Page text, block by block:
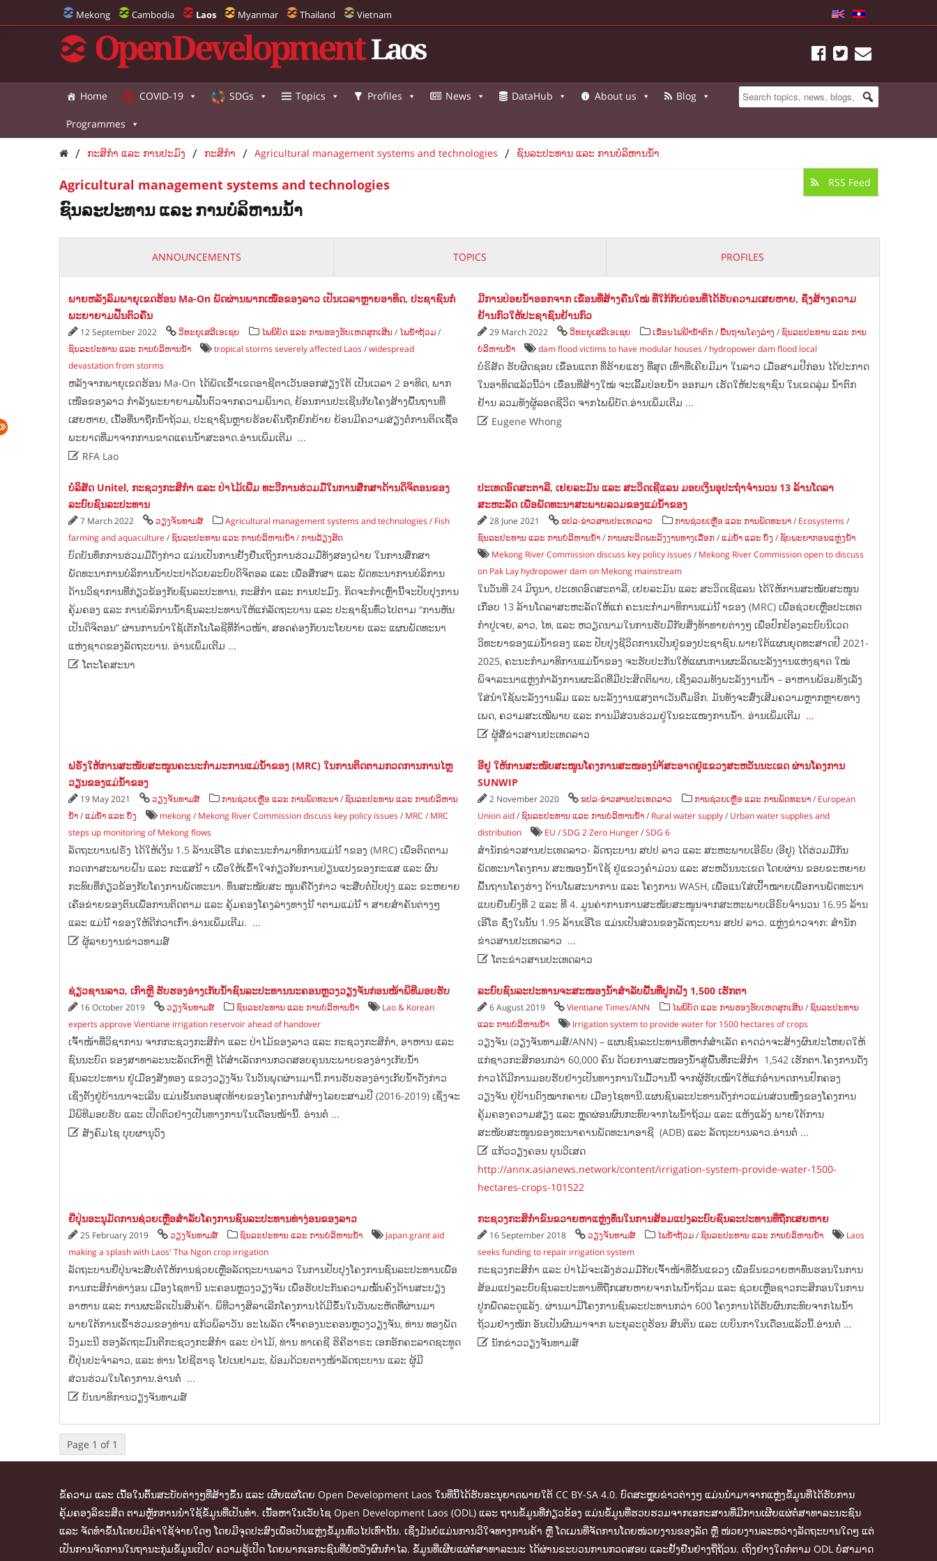
Mekong Cambodia Laos Myanmar Thailand Vietnam
OpenDevelopment Laos
Home COVID-19 SDGs Topics Profiles News DataHub About us Blog
Programmes
/ ກະສິກຳ ແລະ ການປະມົງ / ກະສິກຳ / Agricultural management systems and technologies / ຊົນລະປະທານ ແລະ ການບໍລິຫານນ້ຳ
Agricultural management systems and technologies
ຊົນລະປະທານ ແລະ ການບໍລິຫານນ້ຳ
RSS Feed
ANNOUNCEMENTS TOPICS PROFILES
ພາຍຫລັງລົມພາຍຸເຂດຮ້ອນ Ma-On ພັດຜ່ານພາກເໜືອຂອງລາວ ເປັນເວລາຫຼາຍອາທິດ, ປະຊາຊົນກໍ
ພະຍາຍາມຟື້ນຕົວຄືນ
12 September 2022 ວິທະຍຸເສລີເອເຊຍ ໄພພິບັດ ແລະ ການຮອງຮັບເຫດສຸກເສີນ/ ໄພນ້ຳຖ້ວມ/
ຊົນລະປະທານ ແລະ ການບໍລິຫານນ້ຳ
tropical storms severely affected Laos/widespread
devastation from storms
ຫລັງຈາກພາຍຸເຂດຮ້ອນ Ma-On ໄດ້ພັດເຂົ້າເຂດອາຊີຕາເວັນອອກສ່ຽງໃຕ້ ເປັນເວລາ 2 ອາທິດ, ພາກ
ເໜືອຂອງລາວ ກໍາລັງພະຍາຍາມຟື້ນຕົວຈາກຄວາມພິນາດ, ຍ້ອນການປະເຊີນກັບໂຄງສ້າງພື້ນຖານທີ່
ເສຍຫາຍ, ເນື້ອທີ່ນາຖືກນໍ້າຖ້ວມ, ປະຊາຊົນຫຼາຍຮ້ອຍຄົນຖືກຍົກຍ້າຍ ຍ້ອນມີຄວາມສ່ຽງຕໍ່ການຕິດເຊື້ອ
ພະຍາດທີ່ມາຈາກການຂາດແຄນນໍ້າສະອາດ.ອ່ານເພິ່ມເຕີມ ...
RFA Lao
ມີການປ່ອຍນ້ຳອອກຈາກ ເຂື່ອນ​ທີ່​ສ້າງ​ຄືນ​ໃໝ່​ ທີ່ໃກ້​ກັບ​ບ່ອນທີ່​ໄດ້ຮັບຄວາມເສຍຫາຍ, ຊຶ່ງສ້າງຄວາມ
ຢ້ານກົວ​ໃຫ້​ປະ​ຊາ​ຊົນ​ຢ້ານ​ກົວ
29 March 2022 ວິທະຍຸເສລີເອເຊຍ ເຂື່ອນໄຟຟ້ານ້ຳຕົກ/ພື້ນຖານໂຄງລ່າງ /ຊົນລະປະທານ ແລະ ການ
ບໍລິຫານນ້ຳ
dam flood victims to have modular houses/ hydropower dam flood local
ບໍຣິສັດ ຮັບຜິດຊອບ ເຂື່ອນແຕກ ທີ່ຮ້າຍແຮງ ທີ່ສຸດ ເທົ່າທີ່ເຄີຍມີມາ ໃນລາວ ເມື່ອສາມປີກ່ອນ ໄດ້ປະກາດ
ໃນອາທິດແລ້ວນີ້ວ່າ ເຂື່ອນທີ່ສ້າງໃໝ່ ຈະເລີ້ມປ່ອຍນໍ້າ ອອກມາ ເຮັດໃຫ້ປະຊາຊົນ ໃນເຂດລຸ່ມ ນໍ້າຕົກ
ຢ້ານ ລວມທັງຜູ້ລອດຊີວິດ ຈາກໄພພິບັດ.ອ່ານເພິ່ມເຕີມ ...
 Eugene Whong
ບໍລິສັດ Unitel, ກະ​ຊວງ​ກະ​ສິ​ກຳ ​ແລະ​ ປ່າ​ໄມ້​ເພີ່ມ​ ທະ​ວີ​ການ​ຮ່ວມ​ມື​ໃນ​ການ​ສຶກ​ສາ​ດ້ານ​ດິ​ຈິ​ຕອນ​ຂອງ​
ລະ​ບົບ​ຊົນ​ລະ​ປະ​ທານ
7 March 2022 ວຽງຈັນທາມສ໌ Agricultural management systems and technologies/ Fish
farming and aquaculture /ຊົນລະປະທານ ແລະ ການບໍລິຫານນ້ຳ/ການລ້ຽງສັດ
ບົດບັນທຶກການຮ່ວມມືດັ່ງກ່າວ ແມ່ນເປັນການຢັ້ງຢືນເຖິງການຮ່ວມມືທັງສອງຝ່າຍ ໃນການສຶກສາ
ພັດທະນາການບໍລິການນໍ້າປະປາດ້ວຍລະບົບດິຈິຕອລ ແລະ ເພື່ອສຶກສາ ແລະ ພັດທະນາການບໍລິການ
ດ້ານວິຊາການທີ່ກ່ຽວຂ້ອງກັບຊົນລະປະທານ, ກະສິກຳ ແລະ ການປະມົງ. ກິດຈະກຳເຫຼົ່ານີ້ຈະປັບປຸງການ
ຄຸ້ມຄອງ ແລະ ການບໍລິການນ້ຳຊົນລະປະທານໃຫ້ແກ່ລັດຖະບານ ແລະ ປະຊາຊົນທົ່ວໄປຕາມ “ການຫັນ
ເປັນດິຈິຕອນ” ຜ່ານການນຳໃຊ້ເຕັກໂນໂລຊີທີ່ກ້າວໜ້າ, ສອດຄ່ອງກັບນະໂຍບາຍ ແລະ ແຜນພັດທະນາ
ແຫ່ງຊາດຂອງລັດຖະບານ. ອ່ານເພິ່ມເຕີມ ...
ໂຕະໂຄສະນາ
ປະເທດອົດສະຕາລີ, ເຢຍລະມັນ ແລະ ສະວິດເຊີແລນ ມອບເງິນອຸປະຖຳຈຳນວນ 13 ລ້ານໂດລາ
ສະຫະລັດ ເພື່ອພັດທະນາສະພາບລວມຂອງແມ່ນ້ຳຂອງ
28 June 2021 ຂປລ-ຂ່າວສານປະເທດລາວ ການຊ່ວຍເຫຼືອ ແລະ ການພັດທະນາ/ Ecosystems/
ຊົນລະປະທານ ແລະ ການບໍລິຫານນ້ຳ/ການຜະລິດພະລັງງານທາງເລືອກ/ແມ່ນ້ຳ ແລະ ບຶງ /ຊັບພະຍາກອນແຫຼ່ງນ້ຳ
Mekong River Commission discuss key policy issues/ Mekong River Commission open to discuss
on Pak Lay hydropower dam on Mekong mainstream
ໃນວັນທີ 24 ມິຖຸນາ, ປະເທດອົດສະຕາລີ, ເຢຍລະມັນ ແລະ ສະວິດເຊີແລນ ໄດ້ໃຫ້ການສະໜັບສະໜູນ
ເກືອບ 13 ລ້ານໂດລາສະຫະລັດໃຫ້ແກ່ ຄະນະກຳມາທິການແມ່ນ້ ຳຂອງ (MRC) ເພື່ອຊ່ວຍເຫຼືອປະເທດ
ກຳປູເຈຍ, ລາວ, ໄທ, ແລະ ຫວຽດນາມໃນການຮັບມືກັບສິ່ງທ້າທາຍຕ່າງໆ ເພື່ອປົກປ້ອງລະບົບນິເວດ
ວິທະຍາຂອງແມ່ນ້ຳຂອງ ແລະ ປັບປຸງຊີວິດການເປັນຢູ່ຂອງປະຊາຊົນ.ພາຍໃຕ້ແຜນຍຸດທະສາດປີ 2021-
2025, ຄະນະກຳມາທິການແມ່ນ້ຳຂອງ ຈະຮັບປະກັນໃຫ້ແຜນການຜະລິດພະລັງງານແຫ່ງຊາດ ໃໝ່
ພິຈາລະນາແຫຼ່ງກຳລັງການຜະລິດທີ່ມີປະສິດຕິພາບ, ເຊິ່ງລວມທັງພະລັງງານນ້ຳ – ອາຫານພ້ອມທັງເລັ່ງ
ໃສ່ນຳໃຊ້ພະລັງງານລົມ ແລະ ພະລັງງານແສງຕາເວັນຕື່ມອີກ. ມັນທັງຈະສົ່ງເສີມຄວາມຫຼາກຫຼາຍທາງ
ເພດ, ຄວາມສະເໝີພາບ ແລະ ການມີສ່ວນຮ່ວມຢູ່ໃນຂະແໜງການນ້ຳ. ອ່ານເພິ່ມເຕີມ ...
 ຜູ້ສື່ຂ່າວສານປະເທດລາວ
ຟຣັ່ງໃຫ້ການສະໜັບສະໜູນຄະນະກຳມະການແມ່ນ້ຳຂອງ (MRC) ໃນການຕິດຕາມກວດການການໄຫຼ
ວຽນຂອງແມ່ນ້ຳຂອງ
19 May 2021 ວຽງຈັນທາມສ໌ ການຊ່ວຍເຫຼືອ ແລະ ການພັດທະນາ/ຊົນລະປະທານ ແລະ ການບໍລິຫານ
ນ້ຳ/ແມ່ນ້ຳ ແລະ ບຶງ mekong/ Mekong River Commission discuss key policy issues/ MRC / MRC
steps up monitoring of Mekong flows
ລັດຖະບານຝຣັ່ງ ໄດ້ໃຫ້ເງິນ 1.5 ລ້ານເອີໂຣ ແກ່ຄະນະກຳມາທິການແມ່ນ້ ຳຂອງ (MRC) ເພື່ອຕິດຕາມ
ກວດກາສະພາບຝົນ ແລະ ກະແສນ້ ຳ ເພື່ອໃຫ້ເຂົ້າໃຈກ່ຽວກັບການປ່ຽນແປງຂອງກະແສ ແລະ ຜົນ
ກະທົບທີ່ກ່ຽວຂ້ອງກັບໂຄງການພັດທະນາ. ທຶນສະໜັບສະ ໜູນຄືດັ່ງກ່າວ ຈະສືບຕໍ່ປັບປຸງ ແລະ ຂະຫຍາຍ
ເຄືອຂ່າຍຂອງຕົນເພື່ອການຕິດຕາມ ແລະ ຄຸ້ມຄອງໂຄງລ່າງທາງນ້ ຳຕາມແມ່ນ້ ຳ ສາຍສຳຄັນຕ່າງໆ
ແລະ ແມ່ນ້ ຳຂອງໃຫ້ດີກ່ວາເກົ່າ.ອ່ານເພິ່ມເຕີມ. ...
ຜູ້ລາຍງານຂ່າວທາມສ໌
ອີຢູ ໃຫ້ການສະໜັບສະໜູນໂຄງການສະໜອງນຳ້ສະອາດຢູ່ແຂວງສະຫວັນນະເຂດ ຜ່ານໂຄງການ
SUNWIP
2 November 2020 ຂປລ-ຂ່າວສານປະເທດລາວ ການຊ່ວຍເຫຼືອ ແລະ ການພັດທະນາ/ European
Union aid/ຊົນລະປະທານ ແລະ ການບໍລິຫານນ້ຳ/ Rural water supply/ Urban water supplies and
distribution
EU /SDG 2 Zero Hunger/SDG 6
ສຳນັກຂ່າວສານປະເທດລາວ- ລັດຖະບານ ສປປ ລາວ ແລະ ສະຫະພາບເອີຣົບ (ອີຢູ) ໄດ້ຮ່ວມມືກັນ
ພັດທະນາໂຄງການ ສະໜອງນ້ຳໃຊ້ ຢູ່ແຂວງຄຳມ່ວນ ແລະ ສະຫວັນນະເຂດ ໂດຍຜ່ານ ຂອບຂະຫຍາຍ
ພື້ນຖານໂຄງຮ່າງ ດ້ານໂພສະນາການ ແລະ ໂຄງການ WASH, ເພື່ອແນໃສ່ເປົ້າໝາຍເພື່ອການພັດທະນາ
ແບບຍືນຍົງທີ 2 ແລະ ທີ 4. ມູນຄ່າການການສະໜັບສະໜູນຈາກສະຫະພາບເອີຣົບຈຳນວນ 16.95 ລ້ານ
ເອີໂຣ ຊຶ່ງໃນນັ້ນ 1.95 ລ້ານເອີໂຣ ແມ່ນເປັນສ່ວນຂອງລັດຖະບານ ສປປ ລາວ. ແຫຼ່ງຂ່າວຈາກ: ສຳນັກ
ຂ່າວສານປະເທດລາວ ...
ໂຕະຂ່າວສານປະເທດລາວ
ຊ່ຽວຊານລາວ, ເກົາຫຼີ ຮັບຮອງອ່າງເກັບນ້ຳຊົນລະປະທານນະຄອນຫຼວງວຽງຈັນກ່ອນໜ້າພິທີມອບຮັບ
16 October 2019 ວຽງຈັນທາມສ໌ ຊົນລະປະທານ ແລະ ການບໍລິຫານນ້ຳ
Lao & Korean
experts approve Vientiane irrigation reservoir ahead of handover
ເຈົ້າໜ້າທີ່ວິຊາການ ຈາກກະຊວງກະສິກຳ ແລະ ປ່າໄມ້ຂອງລາວ ແລະ ກະຊວງກະສິກຳ, ອາຫານ ແລະ
ຊົນນະບົດ ຂອງສາທາລະນະລັດເກົາຫຼີ ໄດ້ສຳເລັດການກວດສອບຄຸນນະພາບຂອງອ່າງເກັບນ້ຳ
ຊົນລະປະທານ ຢູ່ເມືອງສັງທອງ ແຂວງວຽງຈັນ ໃນວັນພຸດຜ່ານມານີ້.ການຮັບຮອງອ່າງເກັບນ້ຳດັ່ງກ່າວ
ເຊິ່ງຕັ້ງຢູ່ບ້ານນາຈະເລີນ ແມ່ນຂັ້ນຕອນສຸດທ້າຍຂອງໂຄງການກໍ່ສ້າງໄລຍະສາມປີ (2016-2019) ເຊິ່ງຈະ
ມີພິທີມອບຮັບ ແລະ ເປີດຕົວຢ່າງເປັນທາງການໃນເດືອນໜ້ານີ້. ອ່ານຕໍ່ ...
ສັງຄົມໄຊ ບຸບຜານຸວົງ
ລະບົບຊົນລະປະທານຈະສະໜອງນ້ຳສຳລັບພື້ນທີ່ປູກຝັງ 1,500 ເຮັກຕາ
6 August 2019 Vientiane Times/ANN ໄພພິບັດ ແລະ ການຮອງຮັບເຫດສຸກເສີນ/ຊົນລະປະທານ
ແລະ ການບໍລິຫານນ້ຳ
Irrigation system to provide water for 1500 hectares of crops
ວຽງຈັນ (ວຽງຈັນທາມສ໌/ANN) – ແຜນຊົນລະປະທານທີ່ຫາກໍ່ສຳເລັດ ຄາດວ່າຈະສ້າງຜົນປະໂຫຍດໃຫ້
ແກ່ຊາວກະສິກອນກວ່າ 60,000 ຄົນ ດ້ວຍການສະໜອງນ້ຳສູ່ພື້ນທີ່ກະສິກຳ 1,542 ເຮັກຕາ.ໂຄງການດັ່ງ
ກ່າວໄດ້ມີການມອບຮັບຢ່າງເປັນທາງການໃນມື້ວານນີ້ ຈາກຜູ້ຮັບເໝົາໃຫ້ແກ່ອຳນາດການປົກຄອງ
ວຽງຈັນ ຢູ່ບ້ານດົງໝາກຄາຍ ເມືອງໄຊທານີ.ແຜນຊົນລະປະທານດັ່ງກ່າວແມ່ນສ່ວນໜຶ່ງຂອງໂຄງການ
ຄຸ້ມຄອງຄວາມສ່ຽງ ແລະ ຫຼຸດຜ່ອນຜົນກະທົບຈາກໄພນ້ຳຖ້ວມ ແລະ ແຫ້ງແລ້ງ ພາຍໃຕ້ການ
ສະໜັບສະໜູນຂອງທະນາຄານພັດທະນາອາຊີ (ADB) ແລະ ລັດຖະບານລາວ.ອ່ານຕໍ່ ...
 ແກ້ວວຽງຄອນ ບຸນວິເສດ
http://annx.asianews.network/content/irrigation-system-provide-water-1500-
hectares-crops-101522
ຍີ່ປຸ່ນອະນຸມັດການຊ່ວຍເຫຼືອສຳລັບໂຄງການຊົນລະປະທານທ່າງ່ອນຂອງລາວ
25 February 2019 ວຽງຈັນທາມສ໌ ຊົນລະປະທານ ແລະ ການບໍລິຫານນ້ຳ
Japan grant aid
making a splash with Laos' Tha Ngon crop irrigation
ລັດຖະບານຍີ່ປຸ່ນຈະສືບຕໍ່ໃຫ້ການຊ່ວຍເຫຼືອລັດຖະບານລາວ ໃນການປັບປຸງໂຄງການຊົນລະປະທານເພື່ອ
ການກະສິກຳທ່າງ່ອນ ເມືອງໄຊທານີ ນະຄອນຫຼວງວຽງຈັນ ເພື່ອຮັບປະກັນຄວາມໝັ້ນຄົງດ້ານສະບຽງ
ອາຫານ ແລະ ການຜະລິດເປັນສິນຄ້າ. ພິທີວາງສິລາເລີກໂຄງການໄດ້ມີຂຶ້ນໃນວັນພະຫັດທີ່ຜ່ານມາ
ພາຍໃຕ້ການເຂົ້າຮ່ວມຂອງທ່ານ ແກ້ວພິລາວັນ ອະໄພລັດ ເຈົ້າຄອງນະຄອນຫຼວງວຽງຈັນ, ທ່ານ ທອງພັດ
ວົງມະນີ ຮອງລັດຖະມົນຕີກະຊວງກະສິກຳ ແລະ ປ່າໄມ້, ທ່ານ ທາເຄຊີ ຮິຄີຮາຣະ ເອກອັກຄະລາດຊະທູດ
ຍີ່ປຸ່ນປະຈຳລາວ, ແລະ ທ່ານ ໂຢຊີຮາຣຸ ໂຢເນຢາມະ, ພ້ອມດ້ວຍຕາງໜ້າລັດຖະບານ ແລະ ຜູ້ມີ
ສ່ວນຮ່ວມໃນໂຄງການ.ອ່ານຕໍ່ ...
ບັນນາທິການວຽງຈັນທາມສ໌
ກະຊວງກະສິກຳຂົນຂວາຍຫາແຫຼ່ງທຶນໃນການສ້ອມແປງລະບົບຊົນລະປະທານທີ່ຖືກເສຍຫາຍ
16 September 2018 ວຽງຈັນທາມສ໌ ໄພນ້ຳຖ້ວມ/ຊົນລະປະທານ ແລະ ການບໍລິຫານນ້ຳ
Laos
seeks funding to repair irrigation system
ກະຊວງກະສິກຳ ແລະ ປ່າໄມ້ຈະເລັ່ງຮ່ວມມືກັບເຈົ້າໜ້າທີ່ຂັ້ນແຂວງ ເພື່ອຂົນຂວາຍຫາທຶນຮອນໃນການ
ສ້ອມແປງລະບົບຊົນລະປະທານທີ່ຖືກເສຍຫາຍຈາກໄພນ້ຳຖ້ວມ ແລະ ຊ່ວຍເຫຼືອຊາວກະສິກອນໃນການ
ປູກພືດລະດູແລ້ງ. ຜ່ານມາມີໂຄງການຊົນລະປະທານກວ່າ 600 ໂຄງການໄດ້ຮັບຜົນກະທົບຈາກໄພນ້ຳ
ຖ້ວມຢ່າງໜັກ ອັນເປັນຜົນມາຈາກ ພະຍຸລະດູຮ້ອນ ສົນຕິນ ແລະ ເບບິນກາໃນເດືອນແລ້ວນີ້.ອ່ານຕໍ່ ...
 ນັກຂ່າວວຽງຈັນທາມສ໌
Page 1 of 1
ຂໍ້ຄວາມ ແລະ ເນື້ອໃນຕົ້ນສະບັບຕ່າງໆທີ່ສ້າງຂຶ້ນ ແລະ ເຜີຍແຜ່ໂດຍ Open Development Laos ໃນທີ່ນີ້ໄດ້ຮັບອະນຸຍາດພາຍໃຕ້ CC BY-SA 4.0. ບົດສະຫຼຸບຂ່າວຕ່າງໆ ແມ່ນນຳມາຈາກແຫຼ່ງຂໍ້ມູນທີ່ໄດ້ຮັບການ
ຄຸ້ມຄອງລິຂະສິດ ຕາມຫຼັກການນຳໃຊ້ຂໍ້ມູນທີ່ເປັນທຳ. ເນື້ອຫາໃນເວັບໄຊ Open Development Laos (ODL) ແລະ ຖານຂໍ້ມູນທີ່ກ່ຽວຂ້ອງ ແມ່ນຂໍ້ມູນທີ່ຮວບຮວມຈາກເອກະສານທີ່ມີການເຜີຍແຜ່ຕໍ່ສາທາລະນະຊົນ
ແລະ ຈັດທຳຂຶ້ນໂດຍບມີຄ່າໃຊ້ຈ່າຍໃດໆ ໂດຍມີຈຸດປະສົງເພື່ອເປັນແຫຼ່ງຂໍ້ມູນທົ່ວໄປເທົ່ານັ້ນ. ເຊິ່ງມັນບໍ່ແມ່ນການວິໃຈທາງການຄ້າ ຫຼື ໂດເມນທີ່ຈັດການໂດຍໜ່ວຍງານຂອງລັດ ຫຼື ໜ່ວຍງານລະຫວ່າງລັດຖະບານໃດໆ ແຕ່
ເປັນການຈັດການໃນຖານະກຸ່ມຂໍ້ມູນເປີດ/ ຄວາມຮູ້ເປີດ ໂດຍພາກເອກະຊົນທີ່ບໍ່ຫວັງຜົນກຳໄລ. ຂໍ້ມູນທີ່ເຜີຍແຜ່ຕໍ່ສາທາລະນະ ໄດ້ຜ່ານຂະບວນການກວດສອບ ແລະຢັ້ງຢືນຢ່າງຖີ່ຖ້ວນ. ເຖິງຢ່າງໃດກໍຕາມ ODL ບໍ່ສາມາດ